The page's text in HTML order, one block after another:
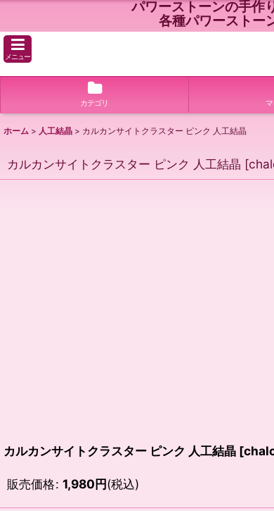
パワーストーンの手作
各種パワーストー
メニュー
カテゴリ
ホーム > 人工結晶 > カルカンサイトクラスター ピンク 人工結晶
カルカンサイトクラスター ピンク 人工結晶 [
カルカンサイトクラスター ピンク 人工結晶 [
販売価格: 1,980円(税込)